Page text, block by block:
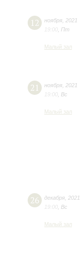
12 ноября 2021
19:00 Пт
Малый зал
21 ноября 2021
19:00 Вс
Малый зал
26 декабря 2021
19:00 Вс
Малый зал